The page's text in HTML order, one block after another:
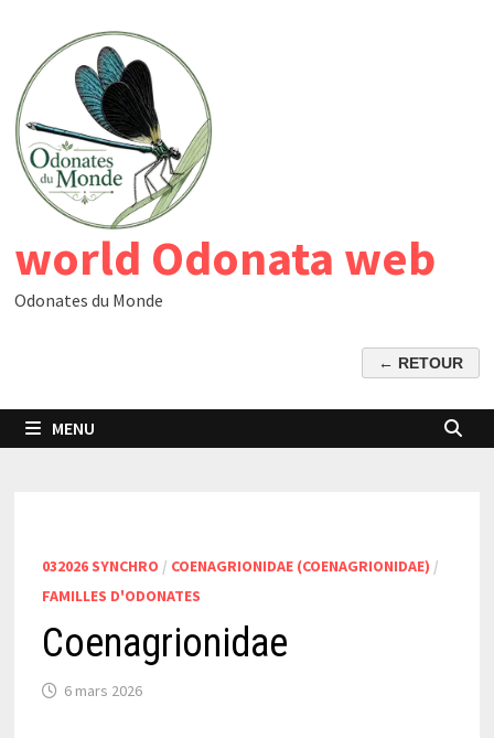
contenu
world Odonata web
Odonates du Monde
MENU
032026 SYNCHRO / COENAGRIONIDAE (COENAGRIONIDAE) /
FAMILLES D'ODONATES
Coenagrionidae
6 mars 2026